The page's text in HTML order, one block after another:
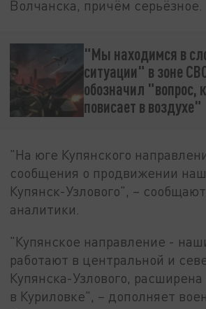
Волчанска, причём серьёзное.
"Мы находимся в
ситуации" в зоне
обозначил "вопрос,
повисает в воздухе"
"На юге Купянского
сообщения о продвижении
Купянск-Узлового", –
аналитики.
"Купянское направление -
работают в центральной и
Купянска-Узлового, расширена
в Куриловке", – дополняет